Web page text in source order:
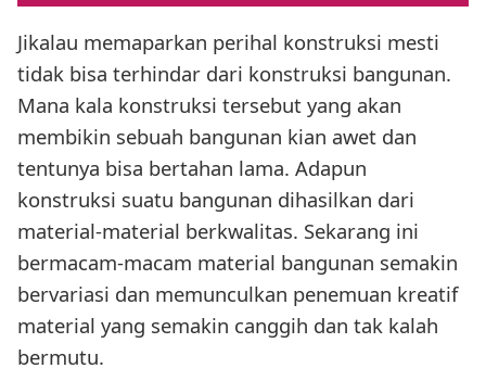
Jikalau memaparkan perihal konstruksi mesti
tidak bisa terhindar dari konstruksi bangunan.
Mana kala konstruksi tersebut yang akan
membikin sebuah bangunan kian awet dan
tentunya bisa bertahan lama. Adapun
konstruksi suatu bangunan dihasilkan dari
material-material berkwalitas. Sekarang ini
bermacam-macam material bangunan semakin
bervariasi dan memunculkan penemuan kreatif
material yang semakin canggih dan tak kalah
bermutu.